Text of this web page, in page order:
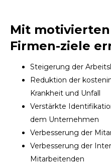
Mit
Firmen-ziele
Steigerung der
Reduktion der
Krankheit und Unfall
Verstärkte
dem Unternehmen
Verbesserung der
Verbesserung der
Mitarbeitenden